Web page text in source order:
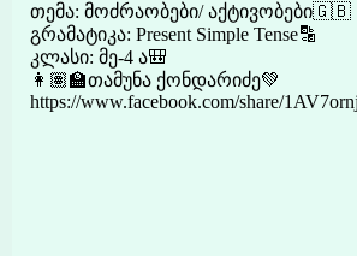
თემა: მოძრაობები/ აქტივობები🇬🇧
გრამატიკა: Present Simple Tense🔡
კლასი: მე-4 ა🎒
👩🏽‍🏫თამუნა ქონდარიძე💚
https://www.facebook.com/share/